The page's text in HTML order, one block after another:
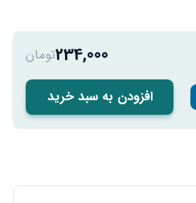
234,000تومان
افزودن به سبد خرید